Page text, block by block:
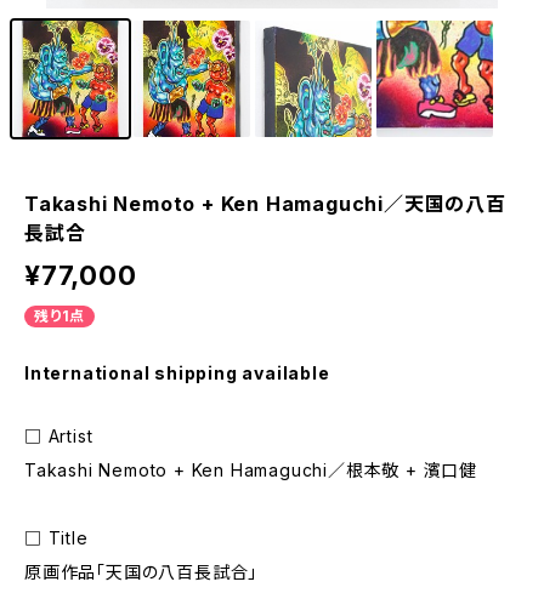
Takashi Nemoto + Ken Hamaguchi／天国の八百
長試合
¥77,000
残り1点
International shipping available
□ Artist
Takashi Nemoto + Ken Hamaguchi／根本敬 + 濱口健
□ Title
原画作品「天国の八百長試合」